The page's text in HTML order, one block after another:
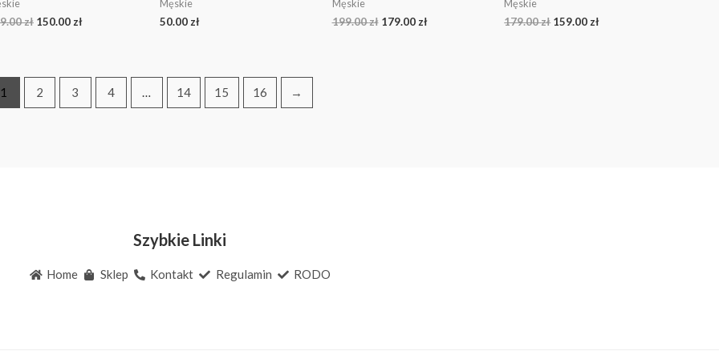
zł 150.00 zł
Męskie
50.00 zł
Męskie
199.00zł 179.00 zł
Męskie
179.00zł 159.00 zł
1 2 3 4 … 14 15 16 →
Szybkie Linki
Home Sklep Kontakt Regulamin RODO